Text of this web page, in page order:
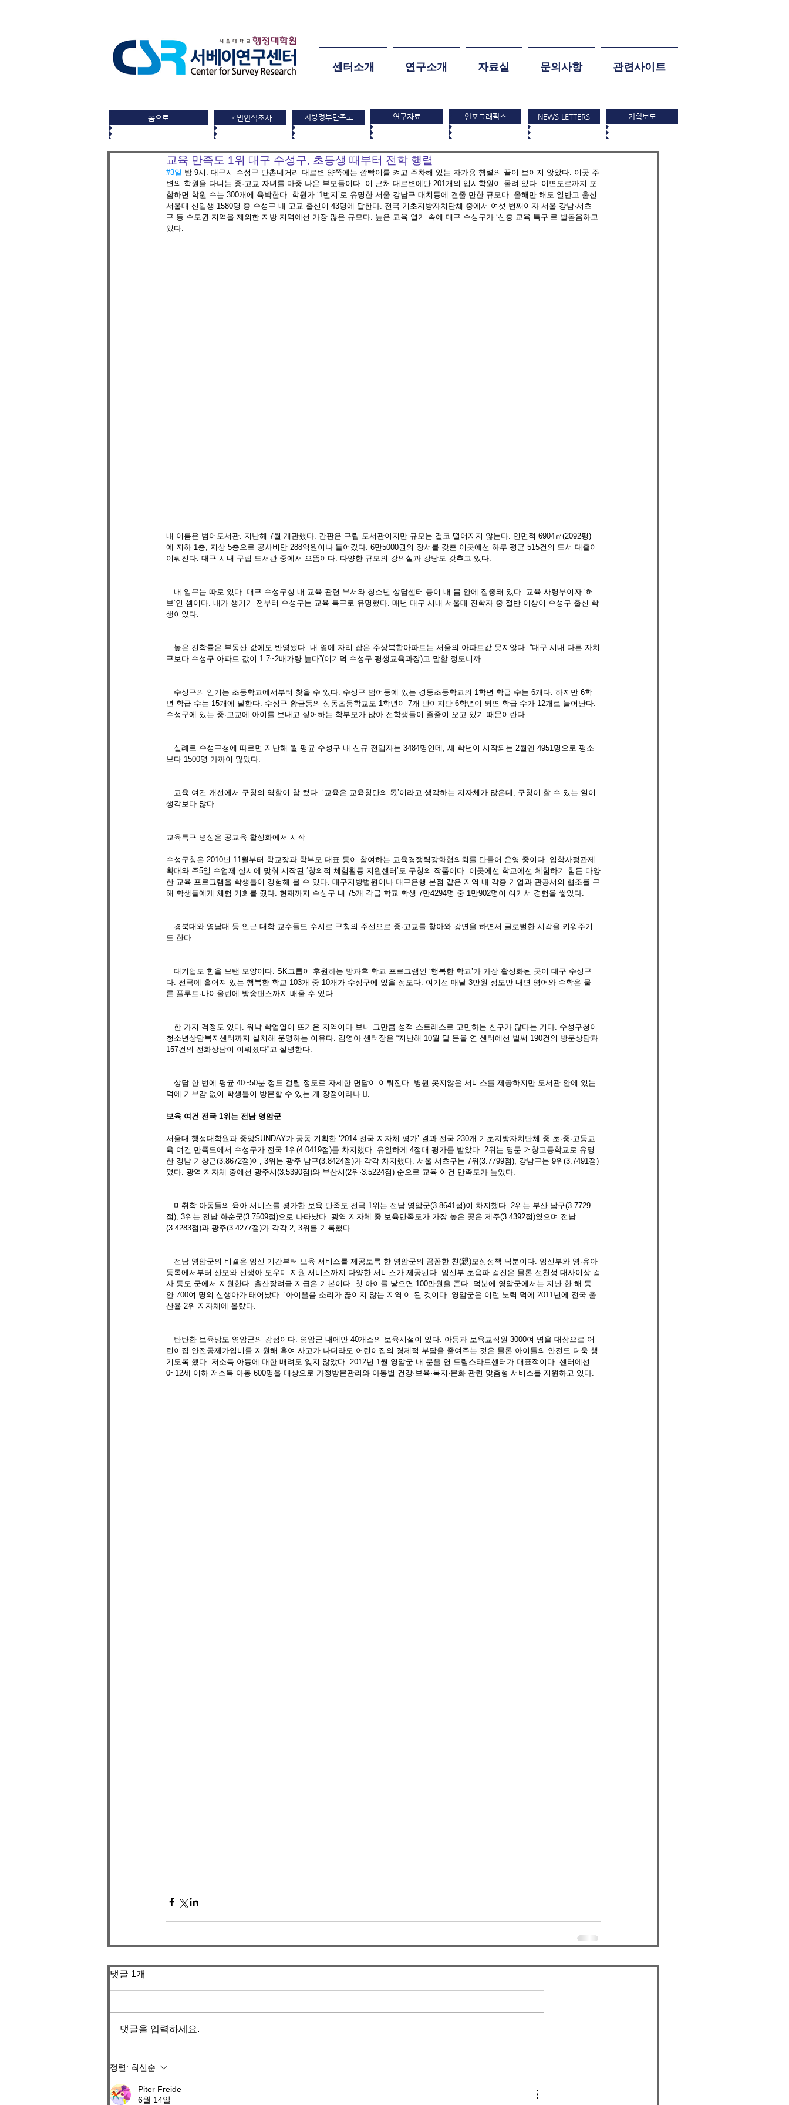
센터소개 연구소개 자료실 문의사항 관련사이트
홈으로 국민인식조사 지방정부만족도 연구자료 인포그래픽스 NEWS LETTERS 기획보도
교육 만족도 1위 대구 수성구, 초등생 때부터 전학 행렬
#3일 밤 9시. 대구시 수성구 만촌네거리 대로변 양쪽에는 깜빡이를 켜고 주차해 있는 자가용 행렬의 끝이 보이지 않았다. 이곳 주
변의 학원을 다니는 중·고교 자녀를 마중 나온 부모들이다. 이 근처 대로변에만 201개의 입시학원이 몰려 있다. 이면도로까지 포
함하면 학원 수는 300개에 육박한다. 학원가 ‘1번지’로 유명한 서울 강남구 대치동에 견줄 만한 규모다. 올해만 해도 일반고 출신
서울대 신입생 1580명 중 수성구 내 고교 출신이 43명에 달한다. 전국 기초지방자치단체 중에서 여섯 번째이자 서울 강남·서초
구 등 수도권 지역을 제외한 지방 지역에선 가장 많은 규모다. 높은 교육 열기 속에 대구 수성구가 ‘신흥 교육 특구’로 발돋움하고
있다.
내 이름은 범어도서관. 지난해 7월 개관했다. 간판은 구립 도서관이지만 규모는 결코 떨어지지 않는다. 연면적 6904㎡(2092평)
에 지하 1층, 지상 5층으로 공사비만 288억원이나 들어갔다. 6만5000권의 장서를 갖춘 이곳에선 하루 평균 515건의 도서 대출이
이뤄진다. 대구 시내 구립 도서관 중에서 으뜸이다. 다양한 규모의 강의실과 강당도 갖추고 있다.
내 임무는 따로 있다. 대구 수성구청 내 교육 관련 부서와 청소년 상담센터 등이 내 몸 안에 집중돼 있다. 교육 사령부이자 ‘허
브’인 셈이다. 내가 생기기 전부터 수성구는 교육 특구로 유명했다. 매년 대구 시내 서울대 진학자 중 절반 이상이 수성구 출신 학
생이었다.
높은 진학률은 부동산 값에도 반영됐다. 내 옆에 자리 잡은 주상복합아파트는 서울의 아파트값 못지않다. “대구 시내 다른 자치
구보다 수성구 아파트 값이 1.7~2배가량 높다”(이기덕 수성구 평생교육과장)고 말할 정도니까.
수성구의 인기는 초등학교에서부터 찾을 수 있다. 수성구 범어동에 있는 경동초등학교의 1학년 학급 수는 6개다. 하지만 6학
년 학급 수는 15개에 달한다. 수성구 황금동의 성동초등학교도 1학년이 7개 반이지만 6학년이 되면 학급 수가 12개로 늘어난다.
수성구에 있는 중·고교에 아이를 보내고 싶어하는 학부모가 많아 전학생들이 줄줄이 오고 있기 때문이란다.
실례로 수성구청에 따르면 지난해 월 평균 수성구 내 신규 전입자는 3484명인데, 새 학년이 시작되는 2월엔 4951명으로 평소
보다 1500명 가까이 많았다.
교육 여건 개선에서 구청의 역할이 참 컸다. ‘교육은 교육청만의 몫’이라고 생각하는 지자체가 많은데, 구청이 할 수 있는 일이
생각보다 많다.
교육특구 명성은 공교육 활성화에서 시작
수성구청은 2010년 11월부터 학교장과 학부모 대표 등이 참여하는 교육경쟁력강화협의회를 만들어 운영 중이다. 입학사정관제
확대와 주5일 수업제 실시에 맞춰 시작된 ‘창의적 체험활동 지원센터’도 구청의 작품이다. 이곳에선 학교에선 체험하기 힘든 다양
한 교육 프로그램을 학생들이 경험해 볼 수 있다. 대구지방법원이나 대구은행 본점 같은 지역 내 각종 기업과 관공서의 협조를 구
해 학생들에게 체험 기회를 줬다. 현재까지 수성구 내 75개 각급 학교 학생 7만4294명 중 1만902명이 여기서 경험을 쌓았다.
경북대와 영남대 등 인근 대학 교수들도 수시로 구청의 주선으로 중·고교를 찾아와 강연을 하면서 글로벌한 시각을 키워주기
도 한다.
대기업도 힘을 보탠 모양이다. SK그룹이 후원하는 방과후 학교 프로그램인 ‘행복한 학교’가 가장 활성화된 곳이 대구 수성구
다. 전국에 흩어져 있는 행복한 학교 103개 중 10개가 수성구에 있을 정도다. 여기선 매달 3만원 정도만 내면 영어와 수학은 물
론 플루트·바이올린에 방송댄스까지 배울 수 있다.
한 가지 걱정도 있다. 워낙 학업열이 뜨거운 지역이다 보니 그만큼 성적 스트레스로 고민하는 친구가 많다는 거다. 수성구청이
청소년상담복지센터까지 설치해 운영하는 이유다. 김영아 센터장은 “지난해 10월 말 문을 연 센터에선 벌써 190건의 방문상담과
157건의 전화상담이 이뤄졌다”고 설명한다.
상담 한 번에 평균 40~50분 정도 걸릴 정도로 자세한 면담이 이뤄진다. 병원 못지않은 서비스를 제공하지만 도서관 안에 있는
덕에 거부감 없이 학생들이 방문할 수 있는 게 장점이라나 .
보육 여건 전국 1위는 전남 영암군
서울대 행정대학원과 중앙SUNDAY가 공동 기획한 ‘2014 전국 지자체 평가’ 결과 전국 230개 기초지방자치단체 중 초·중·고등교
육 여건 만족도에서 수성구가 전국 1위(4.0419점)를 차지했다. 유일하게 4점대 평가를 받았다. 2위는 명문 거창고등학교로 유명
한 경남 거창군(3.8672점)이, 3위는 광주 남구(3.8424점)가 각각 차지했다. 서울 서초구는 7위(3.7799점), 강남구는 9위(3.7491점)
였다. 광역 지자체 중에선 광주시(3.5390점)와 부산시(2위·3.5224점) 순으로 교육 여건 만족도가 높았다.
미취학 아동들의 육아 서비스를 평가한 보육 만족도 전국 1위는 전남 영암군(3.8641점)이 차지했다. 2위는 부산 남구(3.7729
점), 3위는 전남 화순군(3.7509점)으로 나타났다. 광역 지자체 중 보육만족도가 가장 높은 곳은 제주(3.4392점)였으며 전남
(3.4283점)과 광주(3.4277점)가 각각 2, 3위를 기록했다.
전남 영암군의 비결은 임신 기간부터 보육 서비스를 제공토록 한 영암군의 꼼꼼한 친(親)모성정책 덕분이다. 임신부와 영·유아
등록에서부터 산모와 신생아 도우미 지원 서비스까지 다양한 서비스가 제공된다. 임신부 초음파 검진은 물론 선천성 대사이상 검
사 등도 군에서 지원한다. 출산장려금 지급은 기본이다. 첫 아이를 낳으면 100만원을 준다. 덕분에 영암군에서는 지난 한 해 동
안 700여 명의 신생아가 태어났다. ‘아이울음 소리가 끊이지 않는 지역’이 된 것이다. 영암군은 이런 노력 덕에 2011년에 전국 출
산율 2위 지자체에 올랐다.
탄탄한 보육망도 영암군의 강점이다. 영암군 내에만 40개소의 보육시설이 있다. 아동과 보육교직원 3000여 명을 대상으로 어
린이집 안전공제가입비를 지원해 혹여 사고가 나더라도 어린이집의 경제적 부담을 줄여주는 것은 물론 아이들의 안전도 더욱 챙
기도록 했다. 저소득 아동에 대한 배려도 잊지 않았다. 2012년 1월 영암군 내 문을 연 드림스타트센터가 대표적이다. 센터에선
0~12세 이하 저소득 아동 600명을 대상으로 가정방문관리와 아동별 건강·보육·복지·문화 관련 맞춤형 서비스를 지원하고 있다.
댓글 1개
댓글을 입력하세요.
정렬: 최신순
Piter Freide
6월 14일